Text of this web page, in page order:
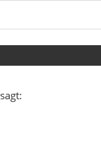
sagt: